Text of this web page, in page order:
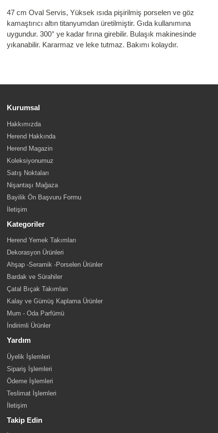
47 cm Oval Servis, Yüksek ısıda pişirilmiş porselen ve göz
kamaştırıcı altın titanyumdan üretilmiştir. Gıda kullanımına
uygundur. 300° ye kadar fırına girebilir. Bulaşık makinesinde
yıkanabilir. Kararmaz ve leke tutmaz. Bakımı kolaydır.
Kurumsal
Hakkımızda
Herend Hakkında
Herend Magazin
Koleksiyonumuz
Satış Noktaları
Nişantaşı Mağaza
Bayilik Ön Başvuru Formu
İletişim
Kategoriler
Herend Yemek Takımları
Dekorasyon Ürünleri
Ahşap -Seramik -Porselen Ürünler
Bardak ve Sürahiler
Çatal Bıçak Takımları
Kalay ve Gümüş Kaplama Ürünler
Mum - Oda Parfümü
İndirimli Ürünler
Yardım
Üyelik İşlemleri
Sipariş İşlemleri
Ödeme İşlemleri
Teslimat İşlemleri
İletişim
Takip Edin